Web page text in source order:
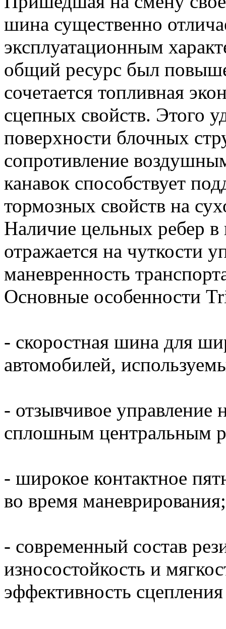
шина существенно
эксплуатационным
общий ресурс был
сочетается топливная
сцепных свойств. Этого
поверхности блочных
сопротивление
канавок способствует
тормозных свойств на
Наличие цельных ребер
отражается на чуткости
маневренность
Основные особенности
- скоростная шина для
автомобилей,
- отзывчивое управление
сплошным центральным
- широкое контактное
во время маневрирования;
- современный состав
износостойкость и
эффективность